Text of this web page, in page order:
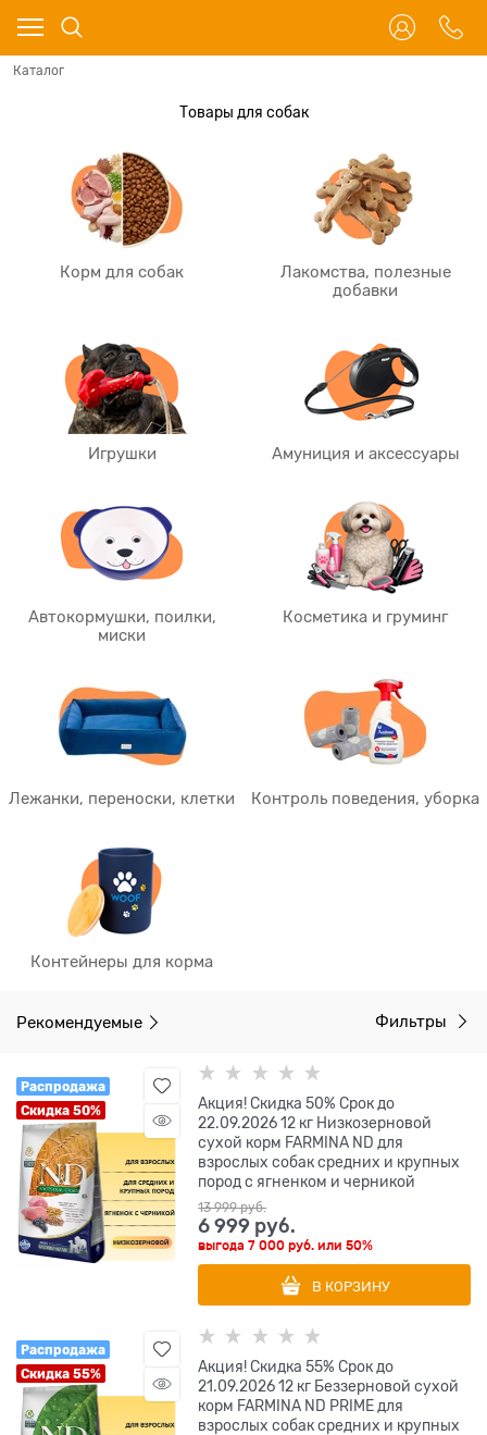
Каталог
Товары для собак
Корм для собак
Лакомства, полезные
добавки
Игрушки Амуниция и аксессуары
Автокормушки, поилки,
миски
Косметика и груминг
Лежанки, переноски, клетки Контроль поведения, уборка
Контейнеры для корма
Рекомендуемые Фильтры
Распродажа
Скидка 50%
Акция! Скидка 50% Срок до
22.09.2026 12 кг Низкозерновой
cухой корм FARMINA ND для
взрослых собак средних и крупных
пород с ягненком и черникой
13 999 руб.
6 999 руб.
выгода7 000 руб. или50%
В КОРЗИНУ
Распродажа
Скидка 55%
Акция! Скидка 55% Срок до
21.09.2026 12 кг Беззерновой cухой
корм FARMINA ND PRIME для
взрослых собак средних и крупных